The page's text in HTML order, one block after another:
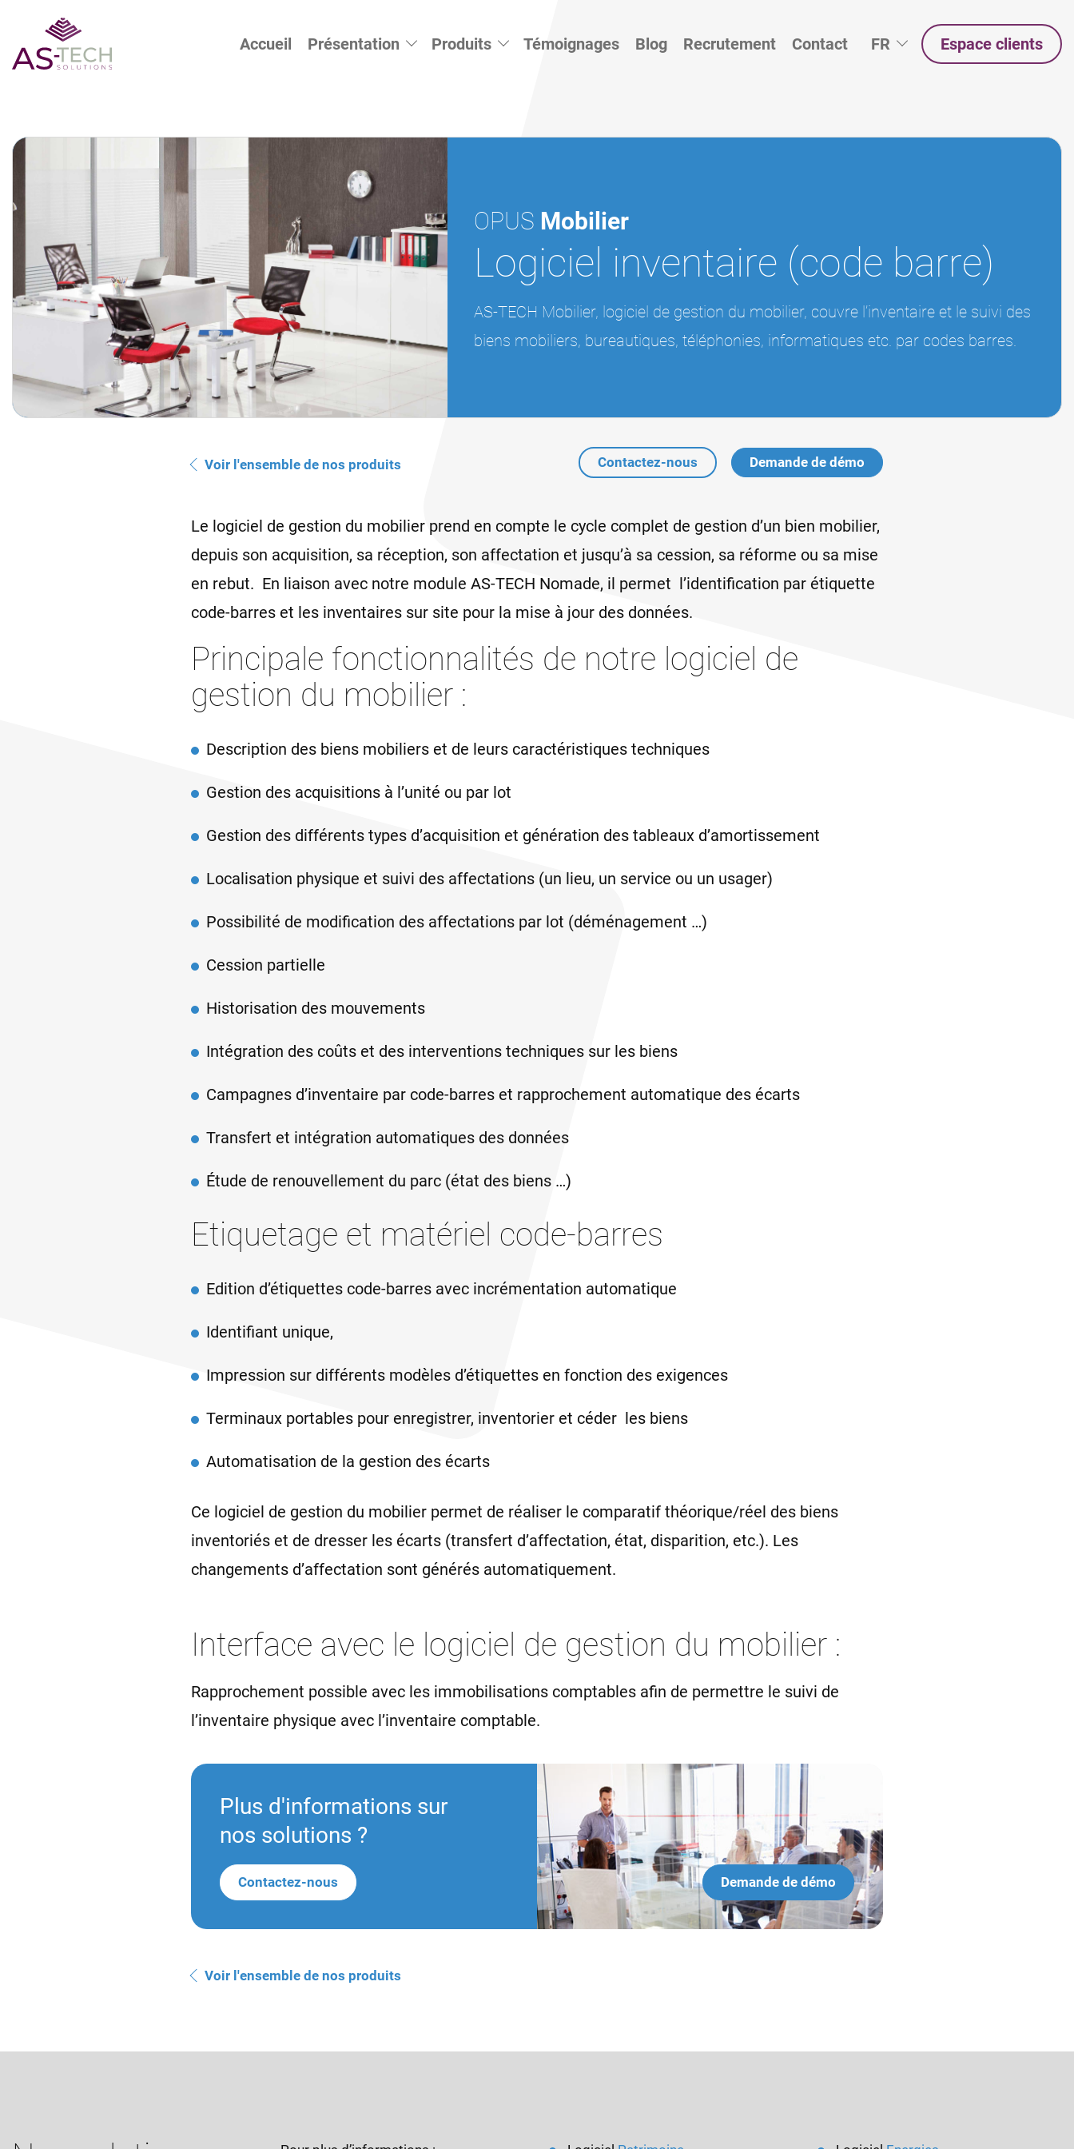
Accueil Présentation Produits Témoignages Blog Recrutement Contact FR Sélecteur de langue
Espace clients
OPUS Mobilier
Logiciel inventaire (code barre)
AS-TECH Mobilier, logiciel de gestion du mobilier, couvre l’inventaire et le suivi des
biens mobiliers, bureautiques, téléphonies, informatiques etc. par codes barres.
Voir l'ensemble de nos produits Contactez-nous Demande de démo
Le logiciel de gestion du mobilier prend en compte le cycle complet de gestion d’un bien mobilier,
depuis son acquisition, sa réception, son affectation et jusqu’à sa cession, sa réforme ou sa mise
en rebut. En liaison avec notre module AS-TECH Nomade, il permet l’identification par étiquette
code-barres et les inventaires sur site pour la mise à jour des données.
Principale fonctionnalités de notre logiciel de
gestion du mobilier :
Description des biens mobiliers et de leurs caractéristiques techniques
Gestion des acquisitions à l’unité ou par lot
Gestion des différents types d’acquisition et génération des tableaux d’amortissement
Localisation physique et suivi des affectations (un lieu, un service ou un usager)
Possibilité de modification des affectations par lot (déménagement …)
Cession partielle
Historisation des mouvements
Intégration des coûts et des interventions techniques sur les biens
Campagnes d’inventaire par code-barres et rapprochement automatique des écarts
Transfert et intégration automatiques des données
Étude de renouvellement du parc (état des biens …)
Etiquetage et matériel code-barres
Edition d’étiquettes code-barres avec incrémentation automatique
Identifiant unique,
Impression sur différents modèles d’étiquettes en fonction des exigences
Terminaux portables pour enregistrer, inventorier et céder les biens
Automatisation de la gestion des écarts
Ce logiciel de gestion du mobilier permet de réaliser le comparatif théorique/réel des biens
inventoriés et de dresser les écarts (transfert d’affectation, état, disparition, etc.). Les
changements d’affectation sont générés automatiquement.
Interface avec le logiciel de gestion du mobilier :
Rapprochement possible avec les immobilisations comptables afin de permettre le suivi de
l’inventaire physique avec l’inventaire comptable.
Plus d'informations sur
nos solutions ?
Contactez-nous Demande de démo
Voir l'ensemble de nos produits